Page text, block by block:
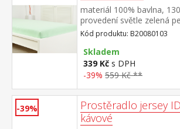
materiál 100% bavlna,
provedení světle zelená
stálobarevné, obšito
do výšky 25 cm pratelné
Kód produktu: B20080103
Skladem
339 Kč s DPH
-39% 559 Kč **
-39%
Prostěradlo jersey
kávové